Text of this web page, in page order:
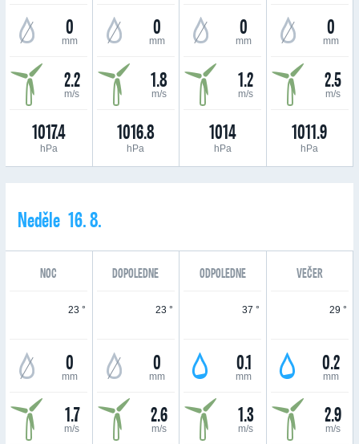
0
mm
2.2
m/s
1017.4
hPa
0
mm
1.8
m/s
1016.8
hPa
0
mm
1.2
m/s
1014
hPa
0
mm
2.5
m/s
1011.9
hPa
Neděle 16. 8.
NOC DOPOLEDNE ODPOLEDNE VEČER
23 °
0
mm
1.7
m/s
23 °
0
mm
2.6
m/s
37 °
0.1
mm
1.3
m/s
29 °
0.2
mm
2.9
m/s